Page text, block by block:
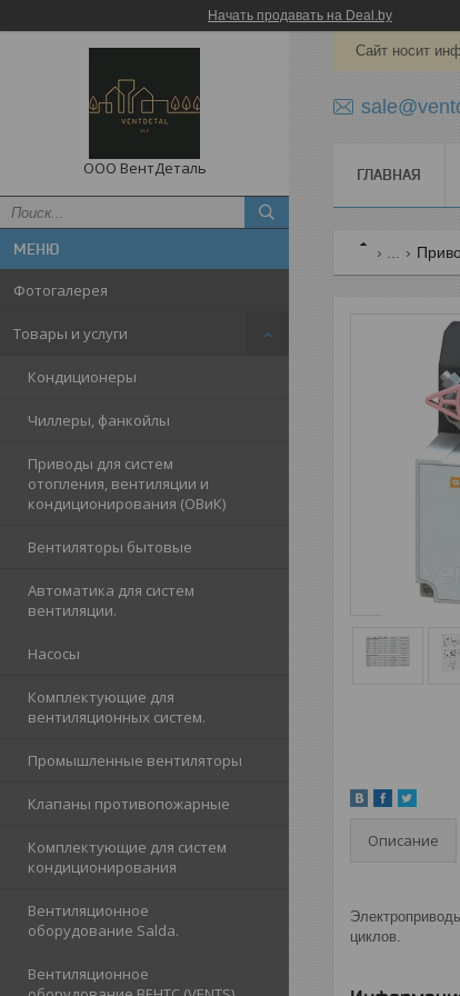
Начать продавать на Deal.by
ООО ВентДеталь
Фотогалерея
Товары и услуги
Кондиционеры
Чиллеры, фанкойлы
Приводы для систем
отопления, вентиляции и
кондиционирования (ОВиК)
Вентиляторы бытовые
Автоматика для систем
вентиляции.
Насосы
Комплектующие для
вентиляционных систем.
Промышленные вентиляторы
Клапаны противопожарные
Комплектующие для систем
кондиционирования
Вентиляционное
оборудование Salda.
Вентиляционное
Сайт носит
ГЛАВНАЯ
Описание
циклов.